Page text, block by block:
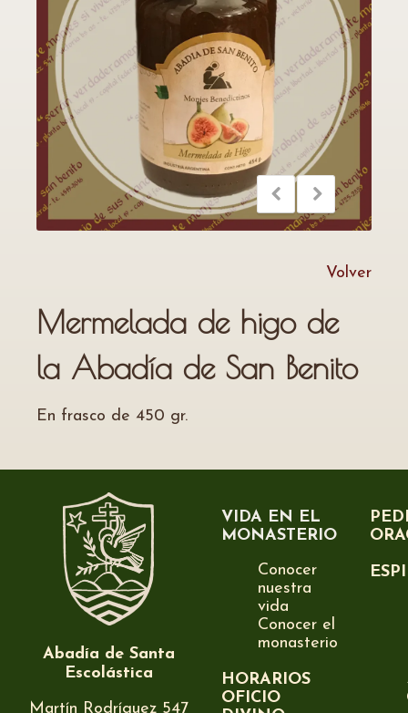
Volver
Mermelada de higo de
la Abadía de San Benito
En frasco de 450 gr.
Abadía de Santa
Escolástica
Martín Rodríguez 547
VIDA EN EL
MONASTERIO
Conocer
nuestra
vida
Conocer el
monasterio
HORARIOS
OFICIO